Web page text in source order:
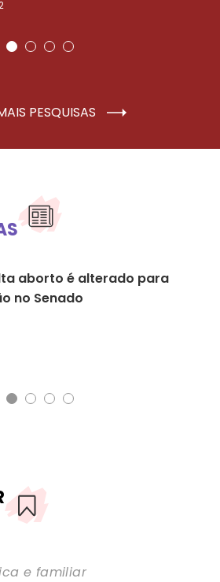
PESQUISAS
aborto é alterado para
no Senado
e familiar